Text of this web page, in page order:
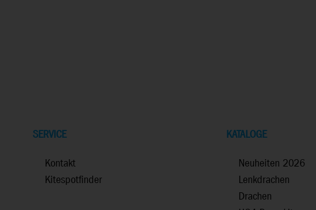
SERVICE
Kontakt
Kitespotfinder
KATALOGE
Neuheiten 2026
Lenkdrachen
Drachen